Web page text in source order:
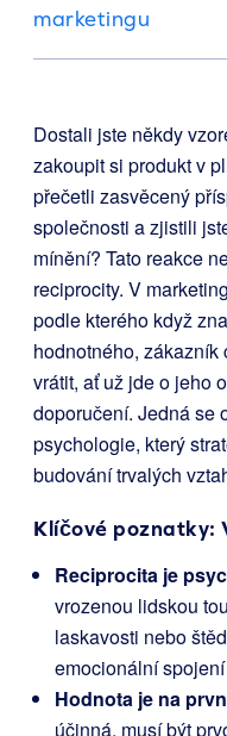
marketingu
Dostali jste někdy
zakoupit si produkt v
přečetli zasvěcený
společnosti a zjistili
mínění? Tato reakce
reciprocity. V
podle kterého když
hodnotného,
vrátit, ať už jde o jeho
doporučení. Jedná se
psychologie, který
budování trvalých
Klíčové poznatky:
Reciprocita je
vrozenou lidskou
laskavosti nebo
emocionální
Hodnota je na
účinná, musí být